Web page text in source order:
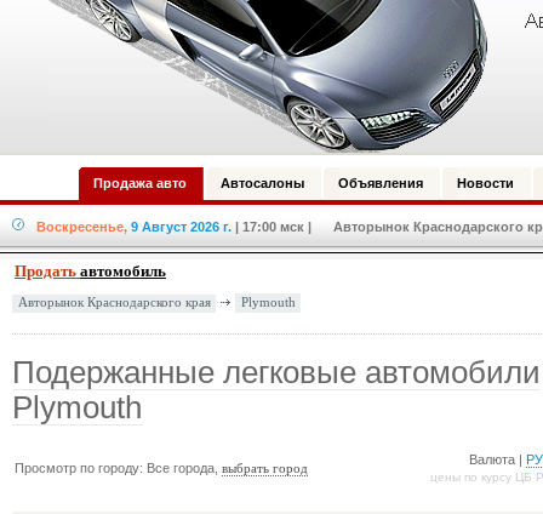
Продажа авто Автосалоны Объявления Новости
Воскресенье, 9 Август 2026 г. | 17:00 мск | Авторынок Краснодарского
Продать автомобиль
Авторынок Краснодарского края Plymouth
Подержанные легковые автомобили
Plymouth
Просмотр по городу: Все города,выбрать город
Валюта |
цены по курсу ЦБ